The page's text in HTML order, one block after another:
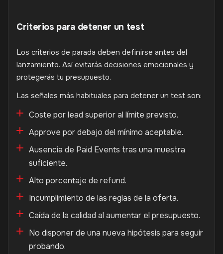
Criterios para detener un test
Los criterios de parada deben definirse antes del
lanzamiento. Así evitarás decisiones emocionales y
protegerás tu presupuesto.
Las señales más habituales para detener un test son:
Coste por lead superior al límite previsto.
Approve por debajo del mínimo aceptable.
Ausencia de Paid Events tras una muestra
suficiente.
Alto porcentaje de refund.
Incumplimiento de las reglas de la oferta.
Caída de la calidad al aumentar el presupuesto.
No disponer de una nueva hipótesis para seguir
probando.